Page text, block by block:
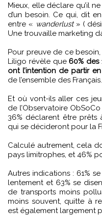
Mieux, elle déclare qu’il
d’un besoin. Ce qui, dit
entre « wanderlust» (
Une trouvaille marketing
Pour preuve de ce
Liligo révèle que 60% des
ont l’intention de partir
de l’ensemble des Français.
Et où vont-ils aller ces
de l’Observatoire
36% déclarent être prêts
qui se décideront pour la
Calculé autrement, cela
pays limitrophes, et 46%
Autres indications : 61%
lentement et 63% se
de transports moins
moins souvent, quitte à
est également largement